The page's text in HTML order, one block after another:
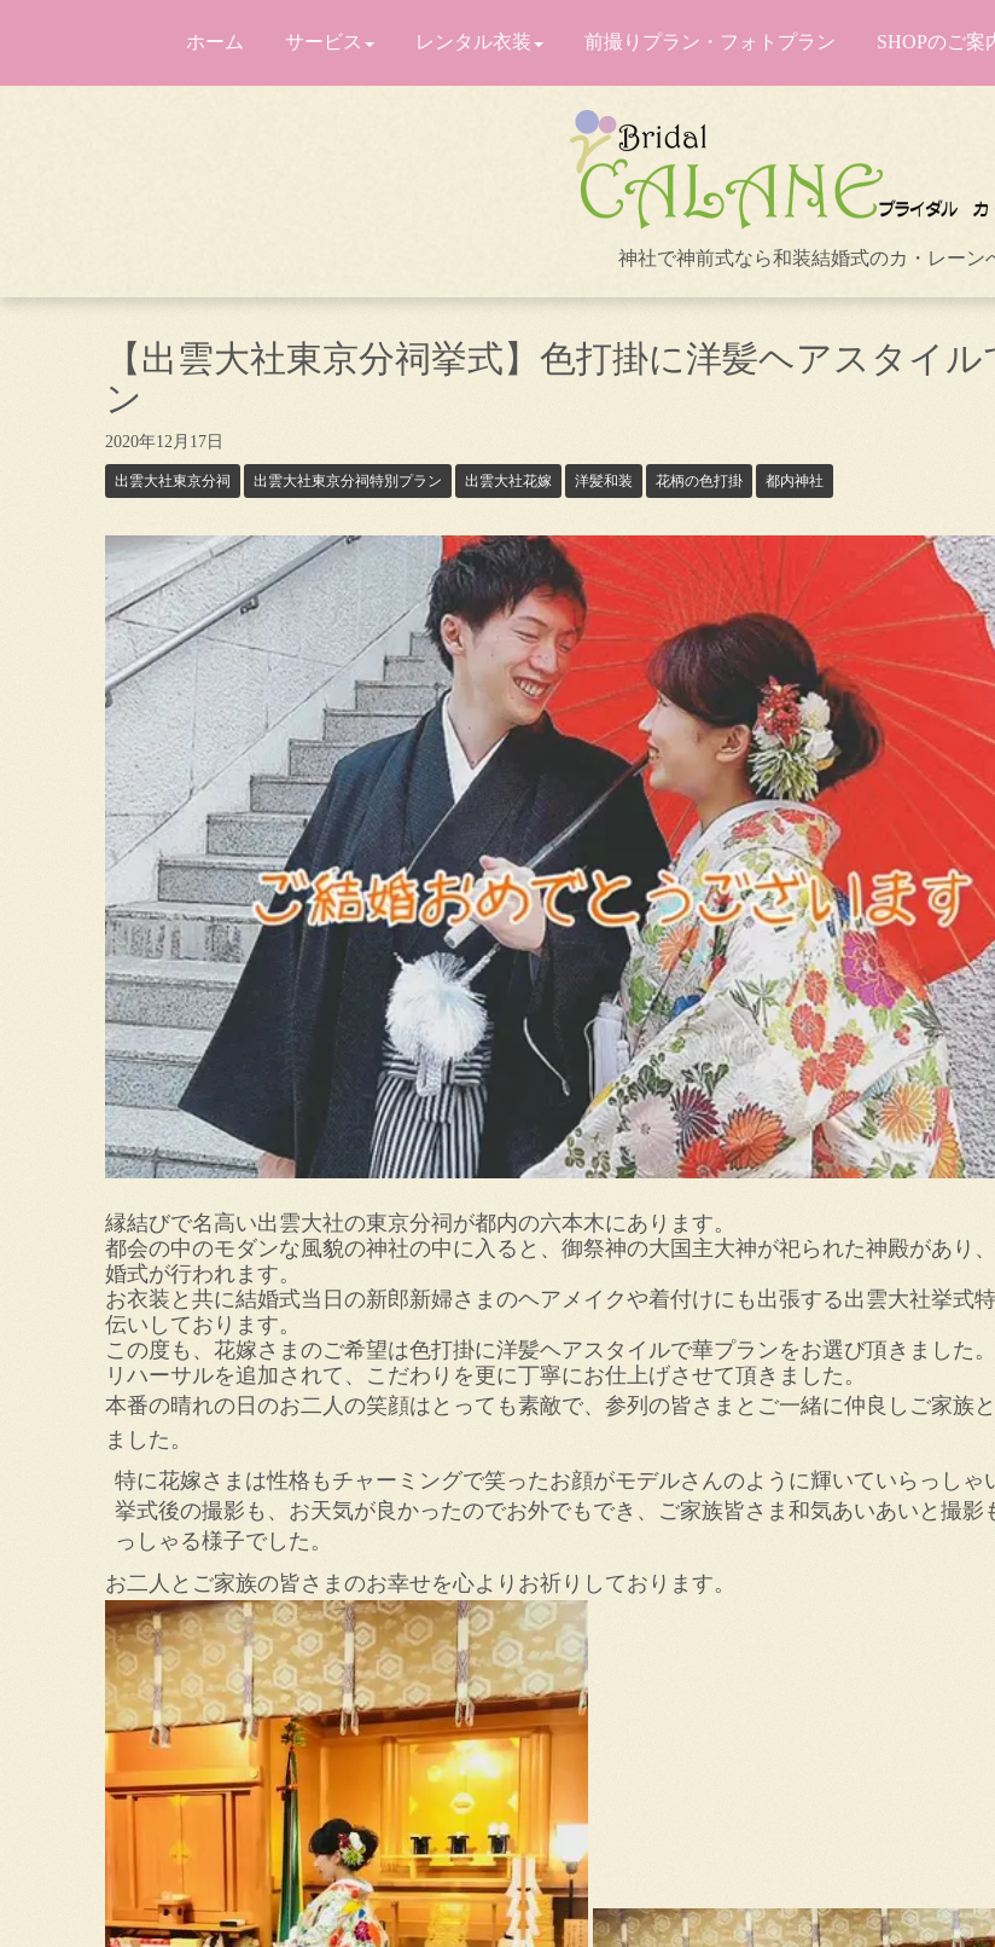
ホーム サービス レンタル衣装 前撮りプラン・フォトプラン SHOPのご案
神社で神前式なら和装結婚式のカ・レーン
【出雲大社東京分祠挙式】色打掛に洋髪ヘアスタイル
ン
2020年12月17日
出雲大社東京分祠 出雲大社東京分祠特別プラン 出雲大社花嫁 洋髪和装 花柄の色打掛 都内神社
縁結びで名高い出雲大社の東京分祠が都内の六本木にあります。
都会の中のモダンな風貌の神社の中に入ると、御祭神の大国主大神が祀られた神殿があり
婚式が行われます。
お衣装と共に結婚式当日の新郎新婦さまのヘアメイクや着付けにも出張する出雲大社挙式
伝いしております。
この度も、花嫁さまのご希望は色打掛に洋髪ヘアスタイルで華プランをお選び頂きました。
リハーサルを追加されて、こだわりを更に丁寧にお仕上げさせて頂きました。
本番の晴れの日のお二人の笑顔はとっても素敵で、参列の皆さまとご一緒に仲良しご家族
ました。
特に花嫁さまは性格もチャーミングで笑ったお顔がモデルさんのように輝いていらっしゃ
挙式後の撮影も、お天気が良かったのでお外でもでき、ご家族皆さま和気あいあいと撮影
っしゃる様子でした。
お二人とご家族の皆さまのお幸せを心よりお祈りしております。